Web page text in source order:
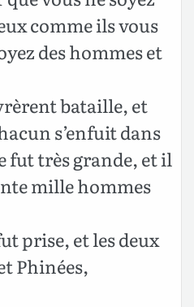
comme ils vous
des hommes et
bataille, et
s’enfuit dans
fut très grande, et il
mille hommes
prise, et les deux
Phinées,